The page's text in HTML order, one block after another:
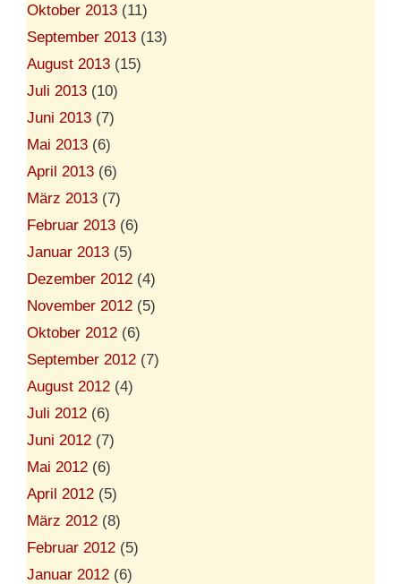
Oktober 2013 (11)
September 2013 (13)
August 2013 (15)
Juli 2013 (10)
Juni 2013 (7)
Mai 2013 (6)
April 2013 (6)
März 2013 (7)
Februar 2013 (6)
Januar 2013 (5)
Dezember 2012 (4)
November 2012 (5)
Oktober 2012 (6)
September 2012 (7)
August 2012 (4)
Juli 2012 (6)
Juni 2012 (7)
Mai 2012 (6)
April 2012 (5)
März 2012 (8)
Februar 2012 (5)
Januar 2012 (6)